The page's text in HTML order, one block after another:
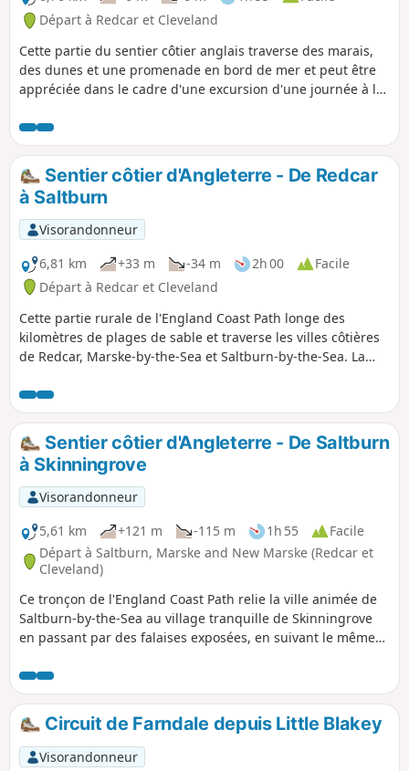
Départ à Redcar et Cleveland
Cette partie du sentier côtier anglais traverse des marais,
des dunes et une promenade en bord de mer et peut être
appréciée dans le cadre d'une excursion d'une journée à la
vestiges de l'aciérie, aujourd'hui désaffectée, au-delà du
terrain de golf.
Sentier côtier d'Angleterre - De Redcar
à Saltburn
Visorandonneur
6,81 km
+33 m -34 m 2h 00
Facile
Départ à Redcar et Cleveland
Cette partie rurale de l'England Coast Path longe des
kilomètres de plages de sable et traverse les villes côtières
de Redcar, Marske-by-the-Sea et Saltburn-by-the-Sea. La
sable et au sommet des falaises, la dernière partie longeant
la promenade de Saltburn.
Sentier côtier d'Angleterre - De Saltburn
à Skinningrove
Visorandonneur
5,61 km
+121 m -115 m 1h 55
Facile
Départ à Saltburn, Marske and New Marske (Redcar et
Cleveland)
Ce tronçon de l'England Coast Path relie la ville animée de
Saltburn-by-the-Sea au village tranquille de Skinningrove
en passant par des falaises exposées, en suivant le même
sculptures et poursuivez le parcours sculptural autour de
Skinningrove.
Circuit de Farndale depuis Little Blakey
Visorandonneur